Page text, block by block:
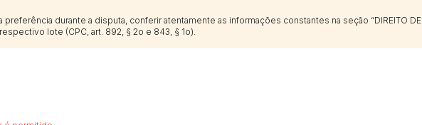
durante a disputa, conferir atentamente as informações constantes na seção “DIREITO DE
lote (CPC, art. 892, § 2o e 843, § 1o).